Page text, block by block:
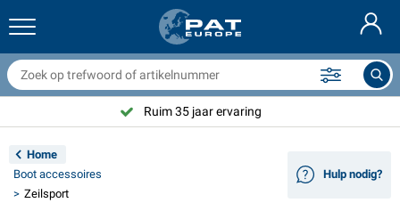
& toebehoren
elektra
interieur
& camper exterieur
& camper interieur
en beslag
en sluitingen
& blusdekens
artikelen
Deutsch
English
Français
Ruim 35 jaar ervaring
Home
Boot accessoires
Zeilsport
Hulp nodig?